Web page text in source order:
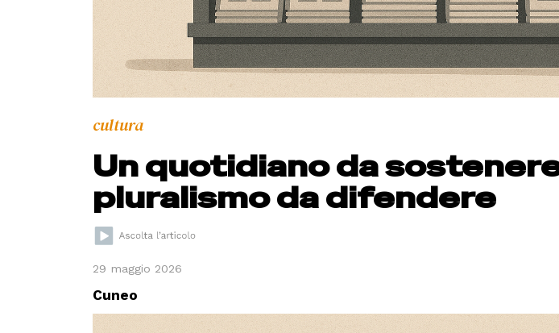
cultura
Un quotidiano da
pluralismo da difendere
29 maggio 2026
Cuneo